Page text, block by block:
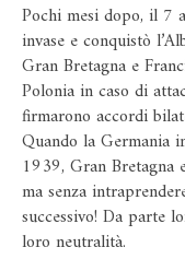
Pochi mesi dopo, il 7
invase e conquistò
Gran Bretagna e
Polonia in caso di
firmarono accordi
Quando la Germania
1939, Gran Bretagna
ma senza
successivo! Da parte
loro neutralità.